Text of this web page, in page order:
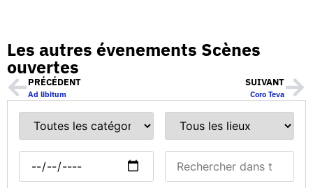
Les autres évenements Scènes
ouvertes
PRÉCÉDENT
Ad libitum
SUIVANT
Coro Teva